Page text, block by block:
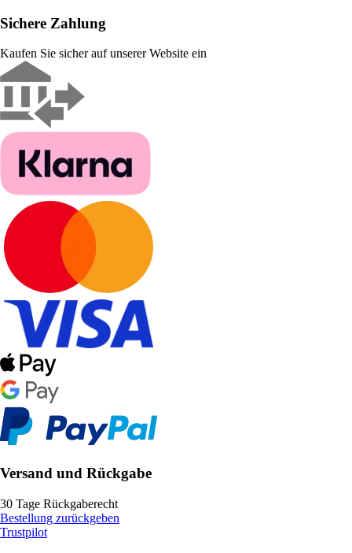
Sichere Zahlung
Kaufen Sie sicher auf unserer Website ein
Versand und Rückgabe
30 Tage Rückgaberecht
Bestellung zurückgeben
Trustpilot